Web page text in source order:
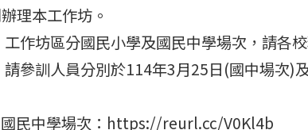
理本工作坊。
工作坊區分國民小學及國民中學場次，請各
請參訓人員分別於114年3月25日(國中場次)
民中學場次：https://reurl.cc/V0Kl4b